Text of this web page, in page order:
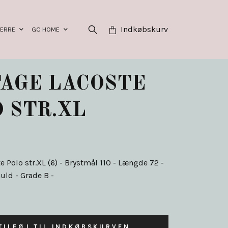
GC HOME Indkøbskurv
LACOSTE
STR.XL
Polo str.XL (6) - Brystmål 110 - Længde 72 -
- Grade B -